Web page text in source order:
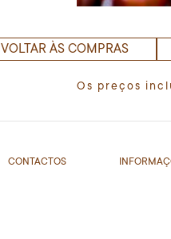
VOLTAR ÀS COMPRAS
Os preços
CONTACTOS